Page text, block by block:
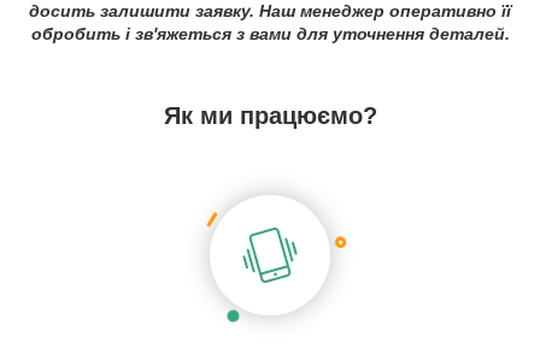
досить залишити заявку. Наш менеджер оперативно її
обробить і зв'яжеться з вами для уточнення деталей.
Як ми працюємо?